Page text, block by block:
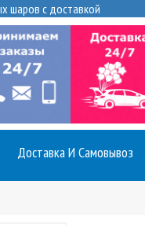
шаров с доставкой
Доставка И Самовывоз